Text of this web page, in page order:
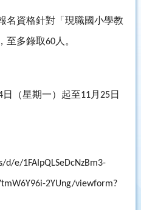
名資格針對「現職國小學教
至多錄取60人。
日（星期一）起至11月 25日
e/1FAIpQLSeDcNzBm3-
2YUng/viewform?